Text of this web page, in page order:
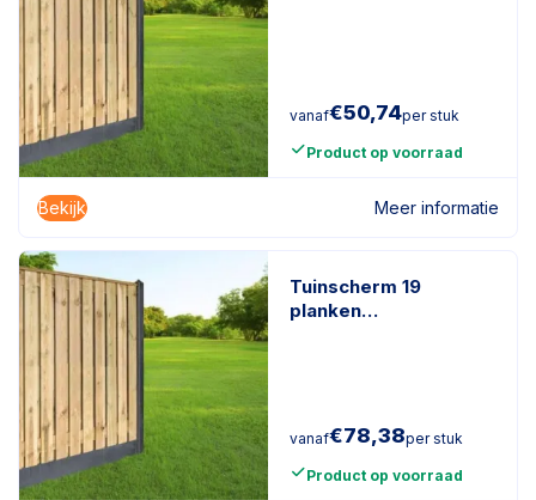
vanaf€50,74per stuk
Product op voorraad
Bekijk Meer informatie
Tuinscherm 19
planken
vanaf€78,38per stuk
Product op voorraad